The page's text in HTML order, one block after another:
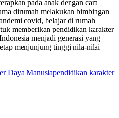
pada anak dengan cara
dirumah melakukan bimbingan
covid, belajar di rumah
memberikan pendidikan karakter
menjadi generasi yang
menjunjung tinggi nila-nilai
Daya Manusiapendidikan karakter